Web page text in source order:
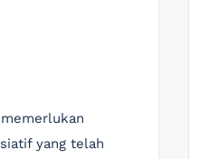
yang telah